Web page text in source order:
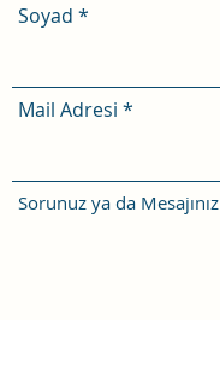
Soyad
Mail Adresi
Sorunuz ya da Mesajınız